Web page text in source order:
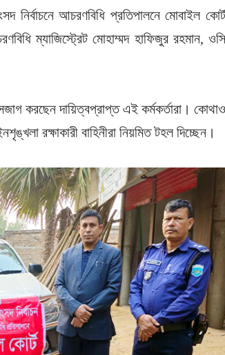
নির্বাচনে আচরণবিধি প্রতিপালনে মোবাইল কোর্ট
ম্যাজিস্ট্রেট মোহাম্মদ হাফিজুর রহমান, ওসি
করছেন দায়িত্বপ্রাপ্ত এই কর্মকর্তারা। কোথাও
রক্ষাকারী বাহিনীরা নিয়মিত টহল দিচ্ছেন।